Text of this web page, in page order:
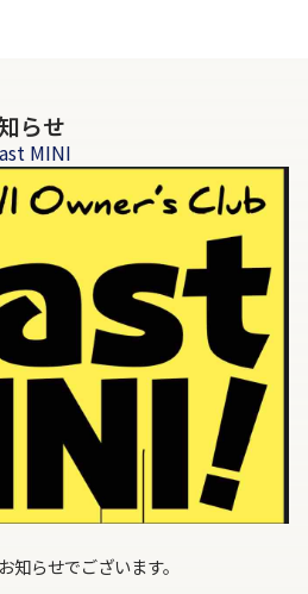
らせ
MINI
らせでございます。